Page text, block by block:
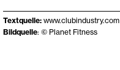
Textquelle: www.clubindustry.com
Bildquelle: © Planet Fitness